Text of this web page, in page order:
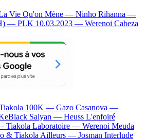
Vie Qu'on Mène — Ninho Rihanna —
— PLK 10.03.2023 — Werenoi Cabeza
100K — Gazo Casanova —
Saiyan — Heuss L'enfoiré
Tiakola Laboratoire — Werenoi Meuda
& TiakolaAilleurs — Josman Interlude